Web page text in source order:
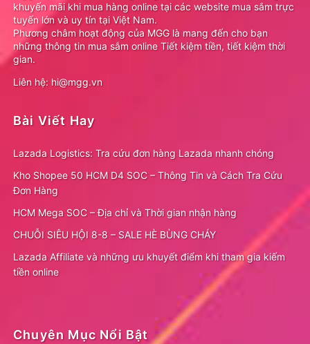
khuyến mãi khi mua hàng online tại các website mua sắm trực
tuyến lớn và uy tín tại Việt Nam.
Phương châm hoạt động của MGG là mang đến cho bạn
những thông tin mua sắm online Tiết kiệm tiền, tiết kiệm thời
gian.
Liên hệ: hi@mgg.vn
Bài Viết Hay
Lazada Logistics: Tra cứu đơn hàng Lazada nhanh chóng
Kho Shopee 50 HCM D4 SOC – Thông Tin và Cách Tra Cứu
Đơn Hàng
HCM Mega SOC – Địa chỉ và Thời gian nhận hàng
CHUỖI SIÊU HỘI 8-8 – SALE HÈ BÙNG CHÁY
Lazada Affiliate và những ưu khuyết điểm khi tham gia kiếm
tiền online
Chuyên Mục Nổi Bật